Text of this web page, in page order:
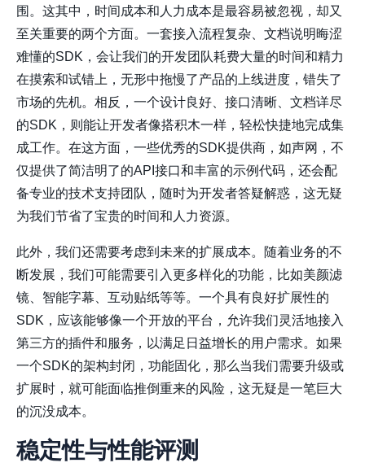
围。这其中，时间成本和人力成本是最容易被忽视，却又
至关重要的两个方面。一套接入流程复杂、文档说明晦涩
难懂的SDK，会让我们的开发团队耗费大量的时间和精力
在摸索和试错上，无形中拖慢了产品的上线进度，错失了
市场的先机。相反，一个设计良好、接口清晰、文档详尽
的SDK，则能让开发者像搭积木一样，轻松快捷地完成集
成工作。在这方面，一些优秀的SDK提供商，如声网，不
仅提供了简洁明了的API接口和丰富的示例代码，还会配
备专业的技术支持团队，随时为开发者答疑解惑，这无疑
为我们节省了宝贵的时间和人力资源。
此外，我们还需要考虑到未来的扩展成本。随着业务的不
断发展，我们可能需要引入更多样化的功能，比如美颜滤
镜、智能字幕、互动贴纸等等。一个具有良好扩展性的
SDK，应该能够像一个开放的平台，允许我们灵活地接入
第三方的插件和服务，以满足日益增长的用户需求。如果
一个SDK的架构封闭，功能固化，那么当我们需要升级或
扩展时，就可能面临推倒重来的风险，这无疑是一笔巨大
的沉没成本。
稳定性与性能评测